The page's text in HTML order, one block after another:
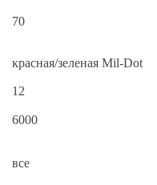
70
красная/зеленая Mil-Dot
12
6000
все